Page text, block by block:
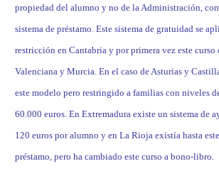
propiedad del alumno y no de la Administración,
sistema de préstamo. Este sistema de gratuidad se
restricción en Cantabria y por primera vez este curso
Valenciana y Murcia. En el caso de Asturias y
este modelo pero restringido a familias con niveles
60.000 euros. En Extremadura existe un sistema de
120 euros por alumno y en La Rioja existía hasta
préstamo, pero ha cambiado este curso a bono-libro.